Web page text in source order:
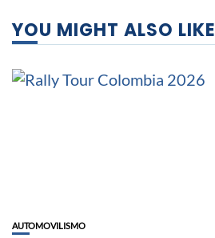
YOU MIGHT ALSO LIKE
AUTOMOVILISMO